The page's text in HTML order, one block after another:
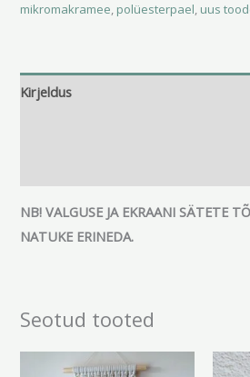
mikromakramee, polüesterpael, uus
Kirjeldus
NB! VALGUSE JA EKRAANI SÄTETE
NATUKE ERINEDA.
Seotud tooted